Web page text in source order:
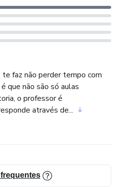
correto)
traços
faz não perder tempo com
que não são só aulas
o professor é
através de...